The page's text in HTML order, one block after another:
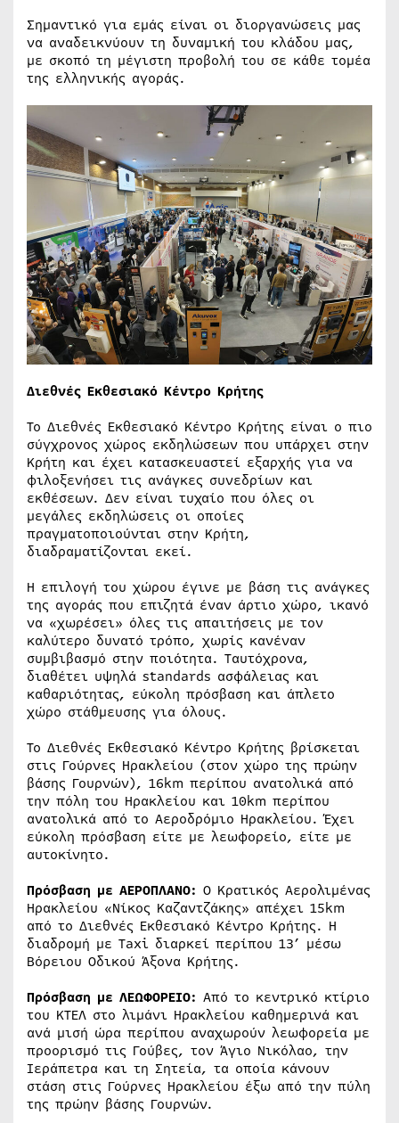
Σημαντικό για εμάς είναι οι διοργανώσεις μας
να αναδεικνύουν τη δυναμική του κλάδου μας,
με σκοπό τη μέγιστη προβολή του σε κάθε τομέα
της ελληνικής αγοράς.
Διεθνές Εκθεσιακό Κέντρο Κρήτης
Το Διεθνές Εκθεσιακό Κέντρο Κρήτης είναι o πιο
σύγχρονος χώρος εκδηλώσεων που υπάρχει στην
Κρήτη και έχει κατασκευαστεί εξαρχής για να
φιλοξενήσει τις ανάγκες συνεδρίων και
εκθέσεων. Δεν είναι τυχαίο που όλες οι
μεγάλες εκδηλώσεις οι οποίες
πραγματοποιούνται στην Κρήτη,
διαδραματίζονται εκεί.
Η επιλογή του χώρου έγινε με βάση τις ανάγκες
της αγοράς που επιζητά έναν άρτιο χώρο, ικανό
να «χωρέσει» όλες τις απαιτήσεις με τον
καλύτερο δυνατό τρόπο, χωρίς κανέναν
συμβιβασμό στην ποιότητα. Ταυτόχρονα,
διαθέτει υψηλά standards ασφάλειας και
καθαριότητας, εύκολη πρόσβαση και άπλετο
χώρο στάθμευσης για όλους.
Το Διεθνές Εκθεσιακό Κέντρο Κρήτης βρίσκεται
στις Γούρνες Ηρακλείου (στον χώρο της πρώην
βάσης Γουρνών), 16km περίπου ανατολικά από
την πόλη του Ηρακλείου και 10km περίπου
ανατολικά από το Αεροδρόμιο Ηρακλείου. Έχει
εύκολη πρόσβαση είτε με λεωφορείο, είτε με
αυτοκίνητο.
Πρόσβαση με ΑΕΡΟΠΛΑΝΟ: Ο Κρατικός Αερολιμένας
Ηρακλείου «Νίκος Καζαντζάκης» απέχει 15km
από το Διεθνές Εκθεσιακό Κέντρο Κρήτης. Η
διαδρομή με Taxi διαρκεί περίπου 13’ μέσω
Βόρειου Οδικού Άξονα Κρήτης.
Πρόσβαση με ΛΕΩΦΟΡΕΙΟ: Από το κεντρικό κτίριο
του ΚΤΕΛ στο λιμάνι Ηρακλείου καθημερινά και
ανά μισή ώρα περίπου αναχωρούν λεωφορεία με
προορισμό τις Γούβες, τον Άγιο Νικόλαο, την
Ιεράπετρα και τη Σητεία, τα οποία κάνουν
στάση στις Γούρνες Ηρακλείου έξω από την πύλη
της πρώην βάσης Γουρνών.